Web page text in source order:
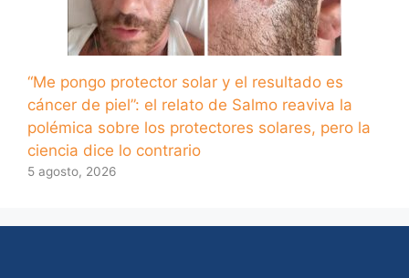
“Me pongo protector solar y el resultado es
cáncer de piel”: el relato de Salmo reaviva la
polémica sobre los protectores solares, pero la
ciencia dice lo contrario
5 agosto, 2026